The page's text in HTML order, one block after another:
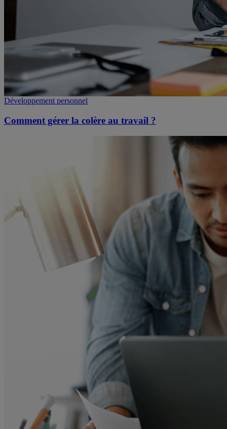
Développement personnel
Comment gérer la colère au travail ?